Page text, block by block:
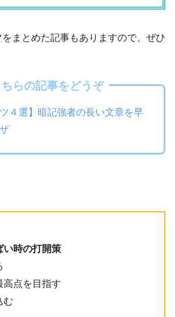
まとめた記事もありますので、ぜひ
らの記事をどうぞ
４選】暗記強者の長い文章を早
い時の打開策
点を目指す
む